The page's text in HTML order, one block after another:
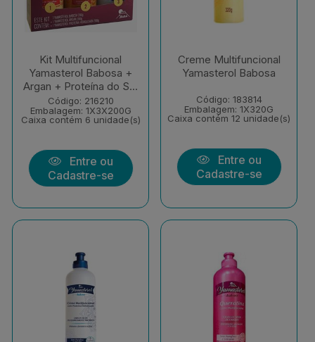
Kit Multifuncional
Yamasterol Babosa +
Argan + Proteína do S...
Código: 216210
Embalagem: 1X3X200G
Caixa contém 6 unidade(s)
Entre ou
Cadastre-se
Creme Multifuncional
Yamasterol Babosa
Código: 183814
Embalagem: 1X320G
Caixa contém 12 unidade(s)
Entre ou
Cadastre-se